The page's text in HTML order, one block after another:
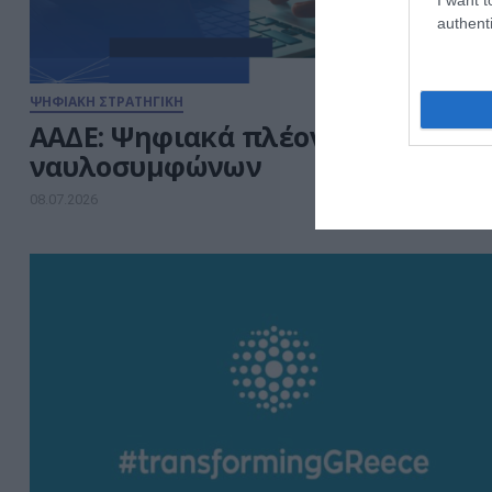
ΨΗΦΙΑΚΗ ΣΤΡΑΤΗΓΙΚΗ
ΑΑΔΕ: Ψηφιακά πλέον η
ναυλοσυμφώνων
08.07.2026